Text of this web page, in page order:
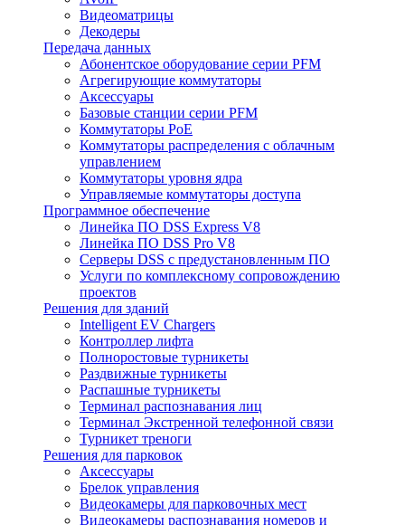
Видеоматрицы
Декодеры
Передача данных
Абонентское оборудование серии PFM
Агрегирующие коммутаторы
Аксессуары
Базовые станции серии PFM
Коммутаторы PoE
Коммутаторы распределения с облачным
управлением
Коммутаторы уровня ядра
Управляемые коммутаторы доступа
Программное обеспечение
Линейка ПО DSS Express V8
Линейка ПО DSS Pro V8
Серверы DSS с предустановленным ПО
Услуги по комплексному сопровождению
проектов
Решения для зданий
Intelligent EV Chargers
Контроллер лифта
Полноростовые турникеты
Раздвижные турникеты
Распашные турникеты
Терминал распознавания лиц
Терминал Экстренной телефонной связи
Турникет треноги
Решения для парковок
Аксессуары
Брелок управления
Видеокамеры для парковочных мест
Видеокамеры распознавания номеров и